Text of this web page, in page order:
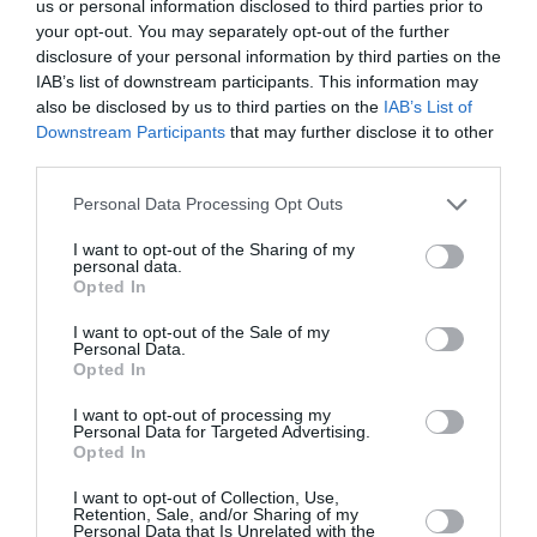
us or personal information disclosed to third parties prior to
your opt-out. You may separately opt-out of the further
disclosure of your personal information by third parties on the
IAB’s list of downstream participants. This information may
also be disclosed by us to third parties on the IAB’s List of
Downstream Participants that may further disclose it to other
Personal Data Processing Opt Outs
I want to opt-out of the Sharing of my
personal data.
Opted In
I want to opt-out of the Sale of my
Personal Data.
Opted In
I want to opt-out of processing my
Personal Data for Targeted Advertising.
Opted In
I want to opt-out of Collection, Use,
Retention, Sale, and/or Sharing of my
Personal Data that Is Unrelated with the